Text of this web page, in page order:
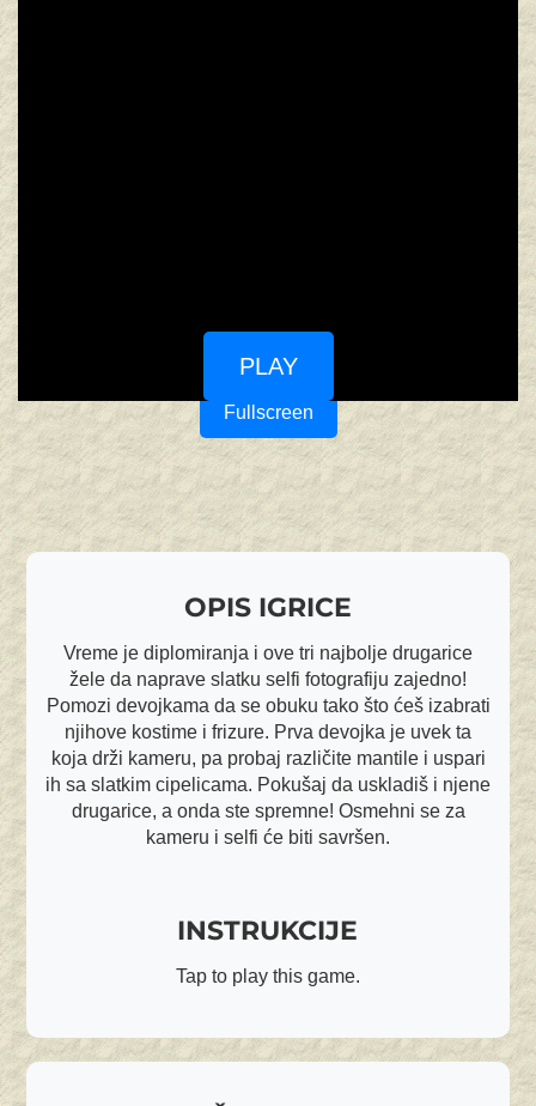
PLAY
Fullscreen
OPIS IGRICE
Vreme je diplomiranja i ove tri najbolje drugarice
žele da naprave slatku selfi fotografiju zajedno!
Pomozi devojkama da se obuku tako što ćeš izabrati
njihove kostime i frizure. Prva devojka je uvek ta
koja drži kameru, pa probaj različite mantile i uspari
ih sa slatkim cipelicama. Pokušaj da uskladiš i njene
drugarice, a onda ste spremne! Osmehni se za
kameru i selfi će biti savršen.
INSTRUKCIJE
Tap to play this game.